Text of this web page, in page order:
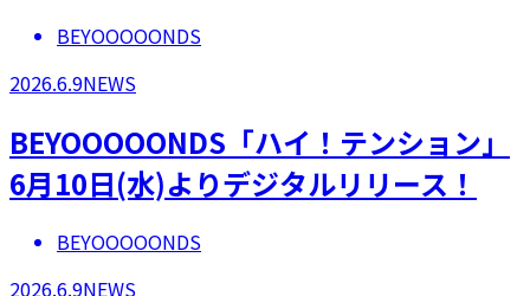
BEYOOOOONDS
2026.6.9NEWS
BEYOOOOONDS「ハイ！テンション」
6月10日(水)よりデジタルリリース！
BEYOOOOONDS
2026.6.9NEWS